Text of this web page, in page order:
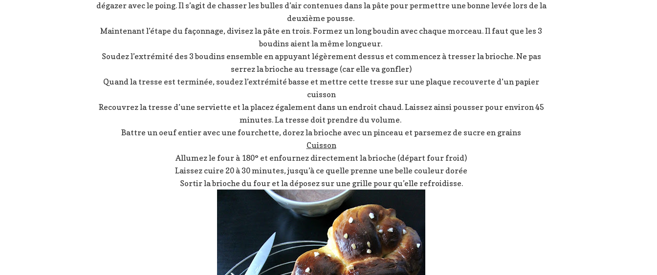
dégazer avec le poing. Il s’agit de chasser les bulles d’air contenues dans la pâte pour permettre une bonne levée lors de la
deuxième pousse.
Maintenant l’étape du façonnage, divisez la pâte en trois. Formez un long boudin avec chaque morceau. Il faut que les 3
boudins aient la même longueur.
Soudez l’extrémité des 3 boudins ensemble en appuyant légèrement dessus et commencez à tresser la brioche. Ne pas
serrez la brioche au tressage (car elle va gonfler)
Quand la tresse est terminée, soudez l’extrémité basse et mettre cette tresse sur une plaque recouverte d’un papier
cuisson
Recouvrez la tresse d’une serviette et la placez également dans un endroit chaud. Laissez ainsi pousser pour environ 45
minutes. La tresse doit prendre du volume.
Battre un oeuf entier avec une fourchette, dorez la brioche avec un pinceau et parsemez de sucre en grains
Cuisson
Allumez le four à 180° et enfournez directement la brioche (départ four froid)
Laissez cuire 20 à 30 minutes, jusqu’à ce quelle prenne une belle couleur dorée
Sortir la brioche du four et la déposez sur une grille pour qu’elle refroidisse.